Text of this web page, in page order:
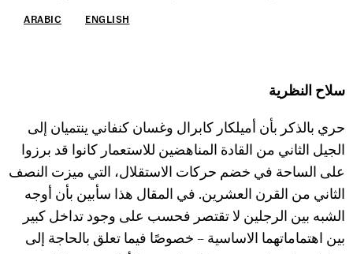
ARABIC ENGLISH
سلاح النظرية
حري بالذكر بأن أميلكار كابرال وغسان كنفاني ينتميان إلى
الجيل الثاني من القادة المناهضين للاستعمار كانوا قد برزوا
على الساحة في خضم حركات الاستقلال، التي ميزت النصف
الثاني من القرن العشرين. في المقال هذا سأبين بأن أوجه
الشبه بين الرجلين لا تقتصر فحسب على وجود تداخل كبير
بين اهتماماتهما الاساسية – خصوصًا فيما تعلق بالحاجة إلى